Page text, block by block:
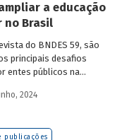
a educação
no Brasil
do BNDES 59, são
principais desafios
entes públicos na
e possíveis soluções
equipes do BNDES.
2024
publicações